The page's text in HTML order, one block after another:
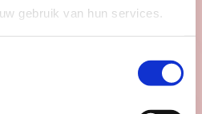
gebruik van hun services.